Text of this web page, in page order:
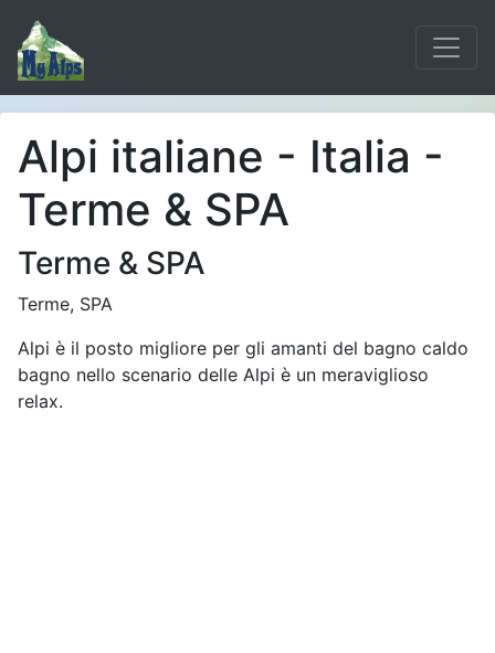
Alpi italiane - Italia -
Terme & SPA
Terme & SPA
Terme, SPA
Alpi è il posto migliore per gli amanti del bagno caldo
bagno nello scenario delle Alpi è un meraviglioso
relax.